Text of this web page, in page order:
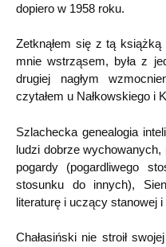
dopiero w 1958 roku.
Zetknąłem się z tą
mnie wstrząsem, była z
drugiej nagłym
czytałem u Nałkowskiego i
Szlachecka genealogia
ludzi dobrze
pogardy (pogardliwego
stosunku do innych),
literaturę i uczący stanowej
Chałasiński nie stroił